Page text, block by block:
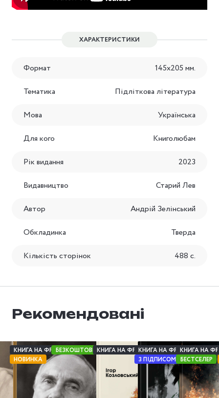
ХАРАКТЕРИСТИКИ
Формат 145x205 мм.
Тематика Підліткова література
Мова Українська
Для кого Книголюбам
Рік видання 2023
Видавництво Старий Лев
Автор Андрій Зелінський
Обкладинка Тверда
Кількість сторінок 488 с.
Рекомендовані
КНИГА НА ФРОНТ
НОВИНКА
БЕЗКОШТОВНА ДОСТАВКА
КНИГА НА ФРОНТКНИГА НА ФРОНТ
З ПІДПИСОМ АВТОРА
КНИГА НА
БЕСТСЕЛЕР